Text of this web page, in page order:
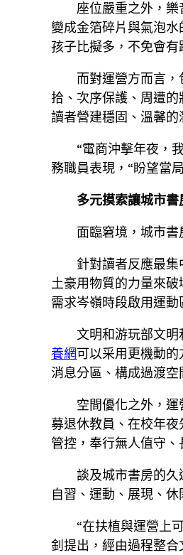
座位嚴重之外，樂
變成金箔碎片與氣泡
孩子比擬多，不免會
而對運營方而言
拾、次序保護、周遭
讀者營建穩固、溫馨的
“電商沖擊年夜，
務職員表現，“盼望當
多元摸索讓城市書
面臨窘境，城市書
針對讀者反應最
土豪用物質的力量來破
需求岑嶺時段啟用運
文明和游玩部文
養網可以采用更機動
消息分區、構成過渡
空間優化之外，
募退休教員、在校年
管控，奉行無人值守、
談及城市書房的久
自習、運動、展現、休
“在扶植與運營上
釗提出，經由過程整